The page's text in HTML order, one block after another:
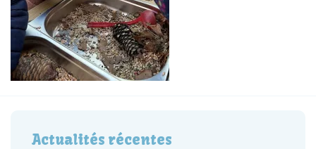
Actualités récentes